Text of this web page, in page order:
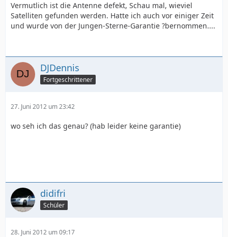
Vermutlich ist die Antenne defekt, Schau mal, wieviel
Satelliten gefunden werden. Hatte ich auch vor einiger Zeit
und wurde von der Jungen-Sterne-Garantie ?bernommen....
DJDennis
Fortgeschrittener
27. Juni 2012 um 23:42
wo seh ich das genau? (hab leider keine garantie)
didifri
Schüler
28. Juni 2012 um 09:17